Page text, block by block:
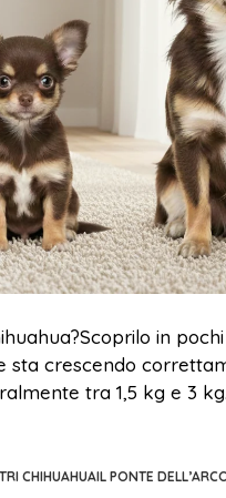
in
crescendo
tra 1,5 kg e 3
CHIHUAHUAIL PONTE